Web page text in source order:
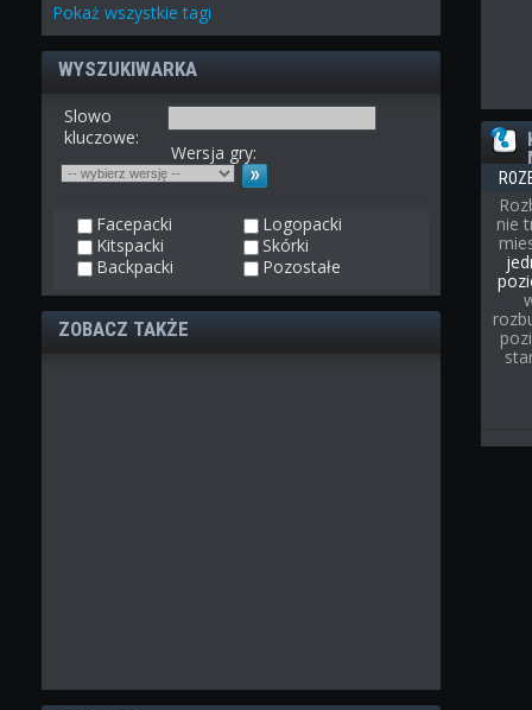
Pokażwszystkie tagi
WYSZUKIWARKA
Slowo
kluczowe:
Wersja gry:
Facepacki
Logopacki
Kitspacki
Skórki
Backpacki
Pozostałe
ZOBACZ TAKŻE
nie